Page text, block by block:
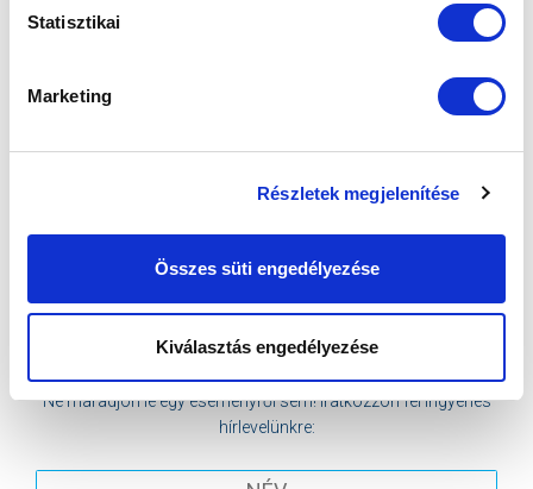
Statisztikai
Marketing
Részletek megjelenítése
Összes süti engedélyezése
Kiválasztás engedélyezése
SÁNDOR KÁROLY LABDARÚGÓ AKADÉMIA
MTK BUDAPEST II
VS
SZEKSZÁRDI UFC
MTK BUDAPEST HÍRLEVÉL
Ne maradjon le egy eseményről sem! Iratkozzon fel ingyenes
hírlevelünkre: